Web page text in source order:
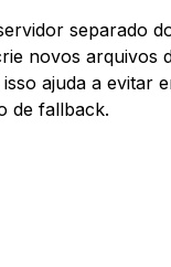
separado
novos arquivos
ajuda a evitar
de fallback.